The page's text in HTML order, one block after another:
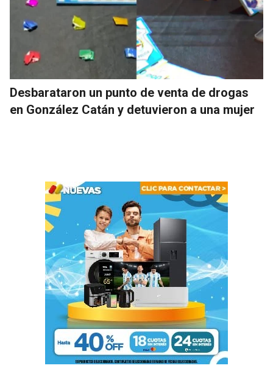
Desbarataron un punto de venta de drogas
en González Catán y detuvieron a una mujer